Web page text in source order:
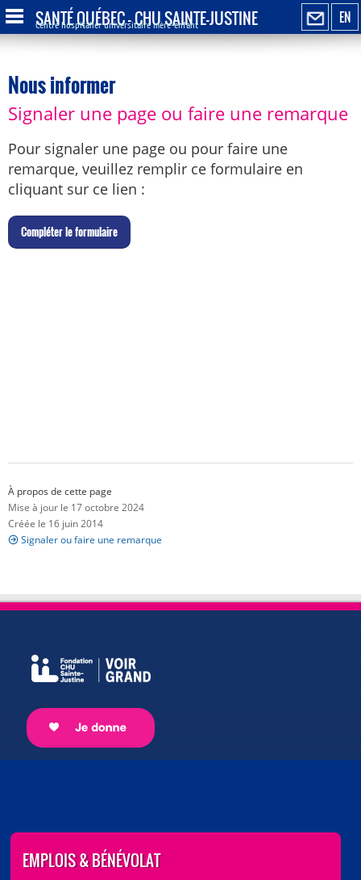
EN
SANTÉ QUÉBEC - CHU SAINTE-JUSTINE
Centre hospitalier universitaire mère-enfant
Nous informer
Signaler une page ou faire une remarque
Pour signaler une page ou pour faire une
remarque, veuillez remplir ce formulaire en
cliquant sur ce lien :
Compléter le formulaire
À propos de cette page
Mise à jour le 17 octobre 2024
Créée le 16 juin 2014
Signaler ou faire une remarque
EMPLOIS & BÉNÉVOLAT